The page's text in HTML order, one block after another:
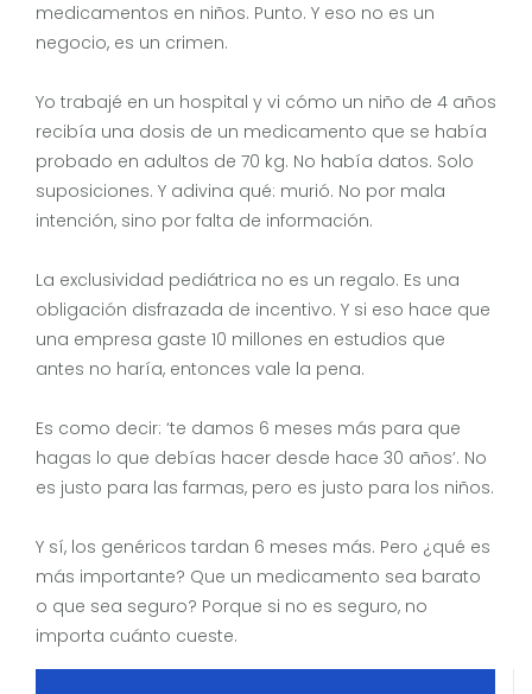
medicamentos en niños. Punto. Y eso no es un
negocio, es un crimen.
Yo trabajé en un hospital y vi cómo un niño de 4 años
recibía una dosis de un medicamento que se había
probado en adultos de 70 kg. No había datos. Solo
suposiciones. Y adivina qué: murió. No por mala
intención, sino por falta de información.
La exclusividad pediátrica no es un regalo. Es una
obligación disfrazada de incentivo. Y si eso hace que
una empresa gaste 10 millones en estudios que
antes no haría, entonces vale la pena.
Es como decir: ‘te damos 6 meses más para que
hagas lo que debías hacer desde hace 30 años’. No
es justo para las farmas, pero es justo para los niños.
Y sí, los genéricos tardan 6 meses más. Pero ¿qué es
más importante? Que un medicamento sea barato
o que sea seguro? Porque si no es seguro, no
importa cuánto cueste.